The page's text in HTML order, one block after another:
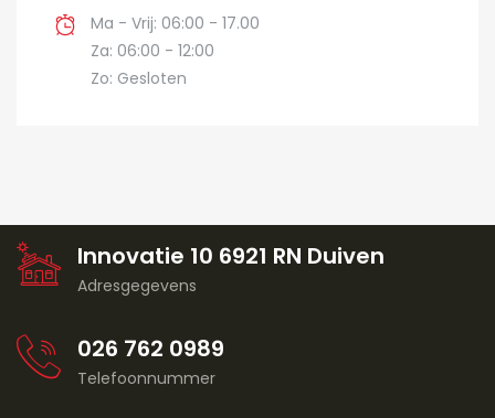
Ma - Vrij: 06:00 - 17.00
Za: 06:00 - 12:00
Zo: Gesloten
Innovatie 10 6921 RN Duiven
Adresgegevens
026 762 0989
Telefoonnummer